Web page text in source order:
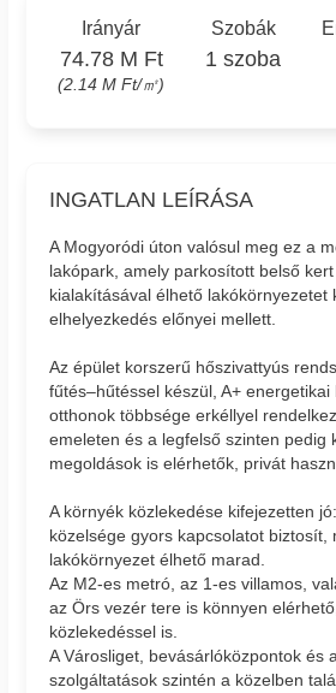
Irányár
74.78 M Ft
(2.14 M Ft/㎡)
Szobák
1 szoba
INGATLAN LEÍRÁSA
A Mogyoródi úton valósul meg ez a
lakópark, amely parkosított belső
kialakításával élhető lakókörnyezetet
elhelyezkedés előnyei mellett.
Az épület korszerű hőszivattyús
fűtés–hűtéssel készül, A+ energetikai
otthonok többsége erkéllyel
emeleten és a legfelső szinten pedig
megoldások is elérhetők, privát
A környék közlekedése kifejezetten
közelsége gyors kapcsolatot biztosít,
lakókörnyezet élhető marad.
Az M2-es metró, az 1-es villamos,
az Örs vezér tere is könnyen
közlekedéssel is.
A Városliget, bevásárlóközpontok és
szolgáltatások szintén a közelben